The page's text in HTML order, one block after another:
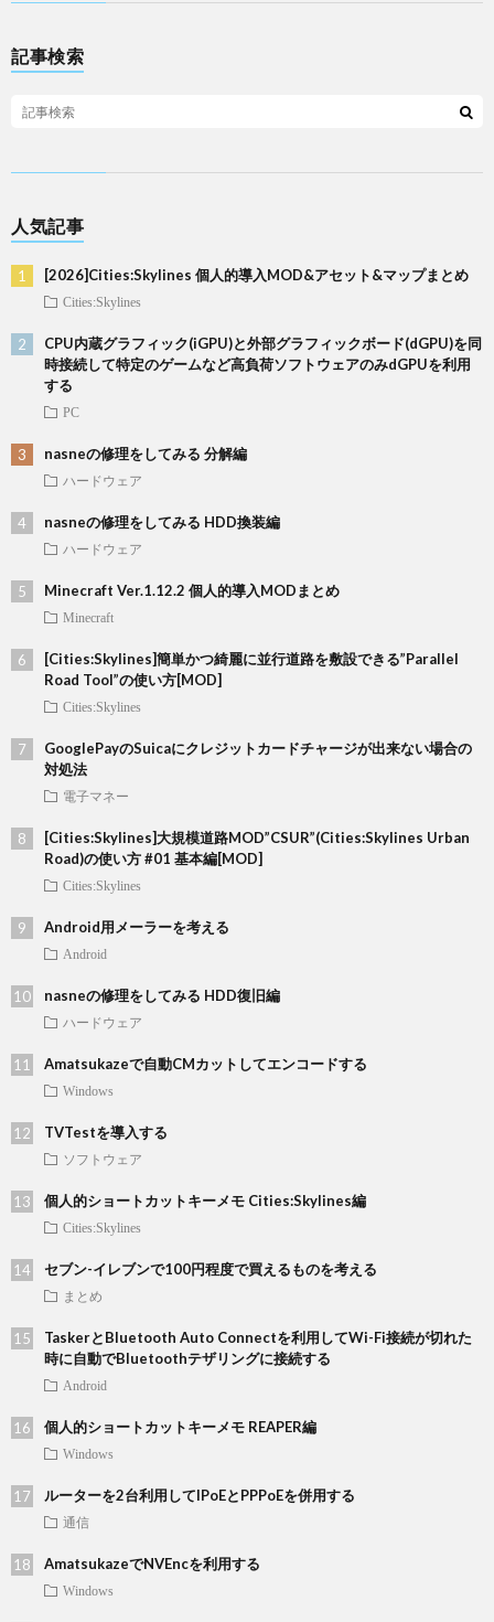
記事検索
人気記事
[2026]Cities:Skylines 個人的導入MOD&アセット&マップまとめ
Cities:Skylines
CPU内蔵グラフィック(iGPU)と外部グラフィックボード(dGPU)を同
時接続して特定のゲームなど高負荷ソフトウェアのみdGPUを利用
する
PC
nasneの修理をしてみる 分解編
ハードウェア
nasneの修理をしてみる HDD換装編
ハードウェア
Minecraft Ver.1.12.2 個人的導入MODまとめ
Minecraft
[Cities:Skylines]簡単かつ綺麗に並行道路を敷設できる”Parallel
Road Tool”の使い方[MOD]
Cities:Skylines
GooglePayのSuicaにクレジットカードチャージが出来ない場合の
対処法
電子マネー
[Cities:Skylines]大規模道路MOD”CSUR”(Cities:Skylines Urban
Road)の使い方 #01 基本編[MOD]
Cities:Skylines
Android用メーラーを考える
Android
nasneの修理をしてみる HDD復旧編
ハードウェア
Amatsukazeで自動CMカットしてエンコードする
Windows
TVTestを導入する
ソフトウェア
個人的ショートカットキーメモ Cities:Skylines編
Cities:Skylines
セブン-イレブンで100円程度で買えるものを考える
まとめ
TaskerとBluetooth Auto Connectを利用してWi-Fi接続が切れた
時に自動でBluetoothテザリングに接続する
Android
個人的ショートカットキーメモ REAPER編
Windows
ルーターを2台利用してIPoEとPPPoEを併用する
通信
AmatsukazeでNVEncを利用する
Windows